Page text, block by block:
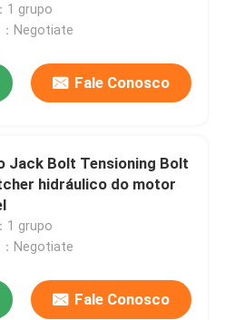
1 grupo
Negotiate
Fale Conosco
Jack Bolt Tensioning Bolt
hidráulico do motor
1 grupo
Negotiate
Fale Conosco